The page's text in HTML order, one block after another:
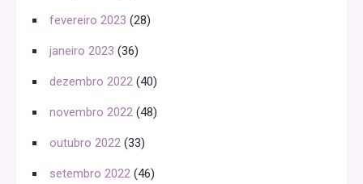
fevereiro 2023 (28)
janeiro 2023 (36)
dezembro 2022 (40)
novembro 2022 (48)
outubro 2022 (33)
setembro 2022 (46)